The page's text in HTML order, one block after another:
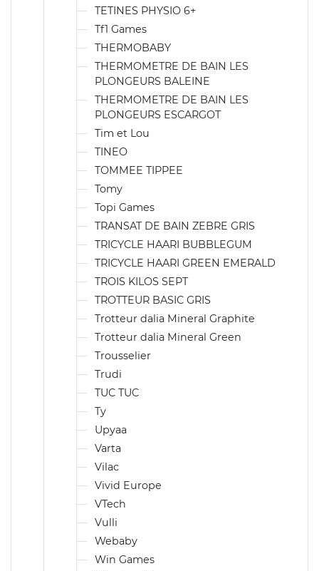
TETINES PHYSIO 6+
Tf1 Games
THERMOBABY
THERMOMETRE DE BAIN LES
PLONGEURS BALEINE
THERMOMETRE DE BAIN LES
PLONGEURS ESCARGOT
Tim et Lou
TINEO
TOMMEE TIPPEE
Tomy
Topi Games
TRANSAT DE BAIN ZEBRE GRIS
TRICYCLE HAARI BUBBLEGUM
TRICYCLE HAARI GREEN EMERALD
TROIS KILOS SEPT
TROTTEUR BASIC GRIS
Trotteur dalia Mineral Graphite
Trotteur dalia Mineral Green
Trousselier
Trudi
TUC TUC
Ty
Upyaa
Varta
Vilac
Vivid Europe
VTech
Vulli
Webaby
Win Games